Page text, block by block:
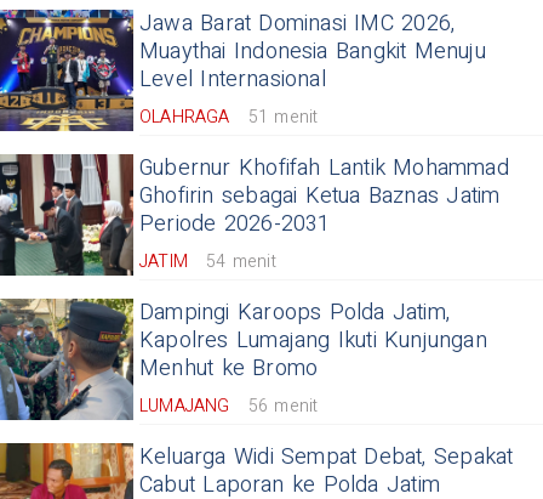
Jawa Barat Dominasi IMC 2026,
Muaythai Indonesia Bangkit Menuju
Level Internasional
OLAHRAGA 51 menit
Gubernur Khofifah Lantik Mohammad
Ghofirin sebagai Ketua Baznas Jatim
Periode 2026-2031
JATIM 54 menit
Dampingi Karoops Polda Jatim,
Kapolres Lumajang Ikuti Kunjungan
Menhut ke Bromo
LUMAJANG 56 menit
Keluarga Widi Sempat Debat, Sepakat
Cabut Laporan ke Polda Jatim